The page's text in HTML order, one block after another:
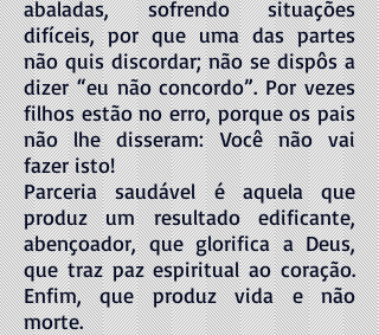
abaladas, sofrendo situações
difíceis, por que uma das partes
não quis discordar; não se dispôs a
dizer “eu não concordo”. Por vezes
filhos estão no erro, porque os pais
não lhe disseram: Você não vai
fazer isto!
Parceria saudável é aquela que
produz um resultado edificante,
abençoador, que glorifica a Deus,
que traz paz espiritual ao coração.
Enfim, que produz vida e não
morte.